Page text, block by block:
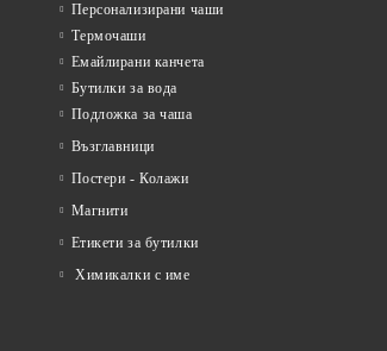
Персонализирани чаши
Термочаши
Емайлирани канчета
Бутилки за вода
Подложка за чаша
Възглавници
Постери - Колажи
Магнити
Етикети за бутилки
Химикалки с име